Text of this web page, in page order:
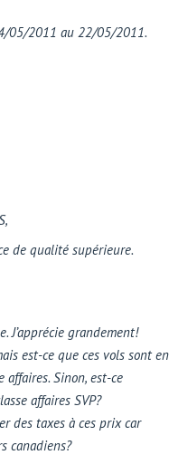
05/2011 au 22/05/2011.
de qualité supérieure.
J’apprécie grandement!
est-ce que ces vols sont en
affaires. Sinon, est-ce
affaires SVP?
des taxes à ces prix car
canadiens?